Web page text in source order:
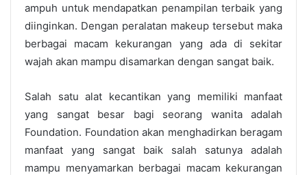
ampuh untuk mendapatkan penampilan terbaik yang
diinginkan. Dengan peralatan makeup tersebut maka
berbagai macam kekurangan yang ada di sekitar
wajah akan mampu disamarkan dengan sangat baik.
Salah satu alat kecantikan yang memiliki manfaat
yang sangat besar bagi seorang wanita adalah
Foundation. Foundation akan menghadirkan beragam
manfaat yang sangat baik salah satunya adalah
mampu menyamarkan berbagai macam kekurangan